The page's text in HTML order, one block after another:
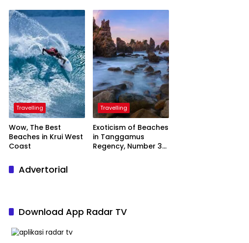
President
Travelling
Wow, The Best
Beaches in Krui West
Coast
Travelling
Exoticism of Beaches
in Tanggamus
Regency, Number 3
Advertorial
Download App Radar TV